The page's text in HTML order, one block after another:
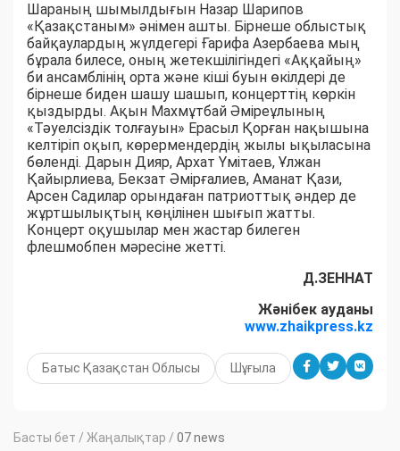
Шараның шымылдығын Назар Шарипов
«Қазақстаным» әнімен ашты. Бірнеше облыстық
байқаулардың жүлдегері Ғарифа Азербаева мың
бұрала билесе, оның жетекшілігіндегі «Аққайың»
би ансамблінің орта және кіші буын өкілдері де
бірнеше биден шашу шашып, концерттің көркін
қыздырды. Ақын Махмұтбай Әміреұлының
«Тәуелсіздік толғауын» Ерасыл Қорған нақышына
келтіріп оқып, көрермендердің жылы ықыласына
бөленді. Дарын Дияр, Архат Үмітаев, Ұлжан
Қайырлиева, Бекзат Әмірғалиев, Аманат Қази,
Арсен Садилар орындаған патриоттық әндер де
жұртшылықтың көңілінен шығып жатты.
Концерт оқушылар мен жастар билеген
флешмобпен мәресіне жетті.
Д.ЗЕННАТ
Жәнібек ауданы
www.zhaikpress.kz
Батыс Қазақстан Облысы Шұғыла
Басты бет / Жаңалықтар / 07 news